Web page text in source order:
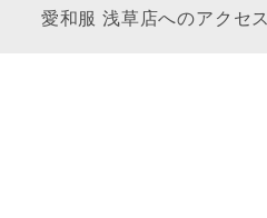
愛和服 浅草店へのアクセス